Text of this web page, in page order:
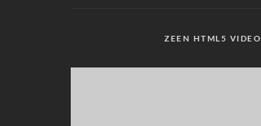
ZEEN HTML5 VIDEO